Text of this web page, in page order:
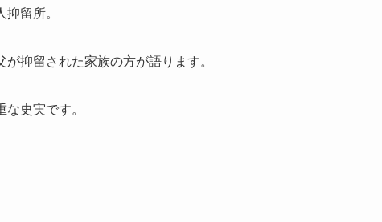
留所。
抑留された家族の方が語ります。
史実です。